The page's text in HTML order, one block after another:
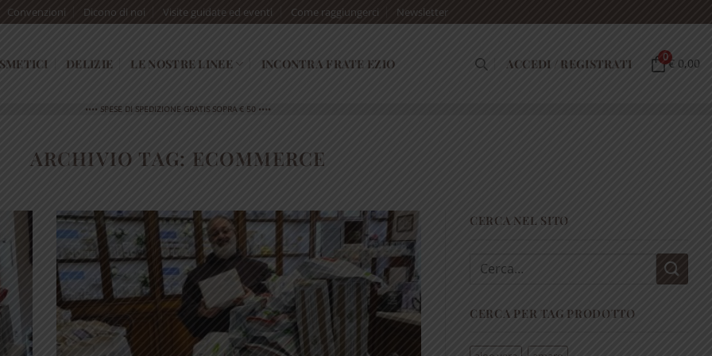
Convenzioni Dicono di noi Visite guidate ed eventi Come raggiungerci Newsletter
DELIZIE LE NOSTRE LINEE INCONTRA FRATE EZIO ACCEDI / REGISTRATI 0€ 0,00
•••• SPESE DI SPEDIZIONE GRATIS SOPRA € 50 ••••
ARCHIVIO TAG: ECOMMERCE
CERCA NEL SITO
Cerca:
CERCA PER TAG PRODOTTO